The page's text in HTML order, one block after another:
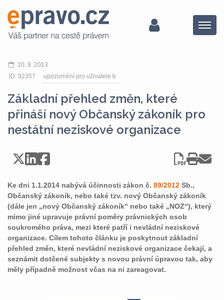
Menu
10. 9. 2013
ID: 92357
upozornění pro uživatele
Základní přehled změn, které
přináší nový Občanský zákoník pro
nestátní neziskové organizace
Ke dni 1.1.2014 nabývá účinnosti zákon č. 89/2012 Sb.,
Občanský zákoník, nebo také tzv. nový Občanský zákoník
(dále jen „nový Občanský zákoník“ nebo také „NOZ“), který
mimo jiné upravuje právní poměry právnických osob
soukromého práva, mezi které patří i nevládní neziskové
organizace. Cílem tohoto článku je poskytnout základní
přehled změn, které nevládní neziskové organizace čekají, a
seznámit dotčené subjekty s novou právní úpravou tak, aby
měly případně možnost včas na ni zareagovat.